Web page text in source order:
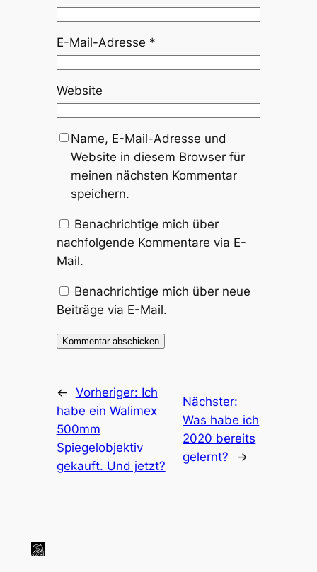
E-Mail-Adresse *
Website
Name, E-Mail-Adresse und
Website in diesem Browser für
meinen nächsten Kommentar
speichern.
Benachrichtige mich über
nachfolgende Kommentare via E-
Mail.
Benachrichtige mich über neue
Beiträge via E-Mail.
← Vorheriger: Ich
habe ein Walimex
500mm
Spiegelobjektiv
gekauft. Und jetzt?
Nächster:
Was habe ich
2020 bereits
gelernt?
→